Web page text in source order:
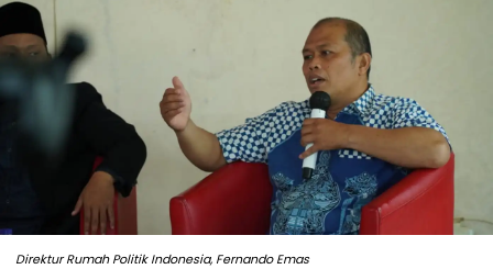
Direktur Rumah Politik Indonesia, Fernando Emas